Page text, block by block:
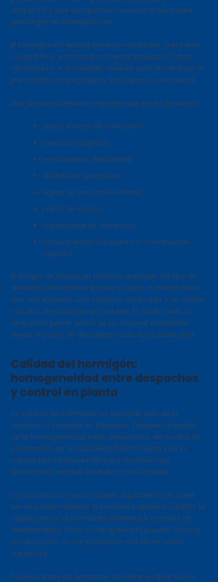
despacho y qué condiciones necesita la obra para
descargar sin interrupciones.
El hormigón no admite pausas indefinidas. Si el frente
no está listo, si la bomba no está armada, si faltan
vibradores o si la cuadrilla todavía está terminando el
encofrado, el mixer espera. Esa espera no es neutra.
Una descarga eficiente requiere que estén definidos:
sector exacto de colocación;
personal asignado;
herramientas disponibles;
vibradores operativos;
reglas de circulación interna;
punto de lavado;
responsable de recepción;
comunicación con planta o coordinación
logística.
El tiempo de descarga también depende del tipo de
elemento. Una platea amplia no tiene el mismo ritmo
que una escalera, una columna confinada o un sector
con alta densidad de armaduras. En cada caso, la
obra debe prever cómo se va a mover el material
desde el punto de descarga hasta su posición final.
Calidad del hormigón:
homogeneidad entre despachos
y control en planta
La calidad del hormigón no depende solo de la
resistencia indicada en el pedido. También depende
de la homogeneidad entre despachos, del control de
producción, de la trazabilidad del material y de la
capacidad del proveedor para sostener una
dosificación estable durante toda la colada.
En una obra con varios mixers, el problema no suele
ser un camión aislado. El problema aparece cuando la
colada pierde uniformidad. Diferencias notorias de
asentamiento, ritmo o trabajabilidad pueden afectar
la colocación, la compactación y la terminación
superficial.
Por eso, antes de contratar, conviene evaluar cómo